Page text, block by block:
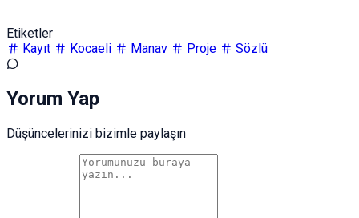
Etiketler
Kayıt
Kocaeli Manav Proje Sözlü
Yorum Yap
Düşüncelerinizi bizimle paylaşın